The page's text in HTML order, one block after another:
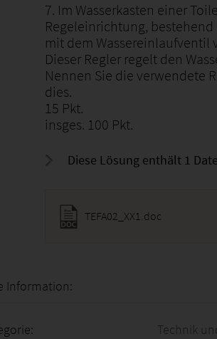
7. Im Wasserkasten einer
Regeleinrichtung,
mit dem Wassereinlaufventil
Dieser Regler regelt den
Nennen Sie die verwendete
dies.
15 Pkt.
insges. 100 Pkt.
Diese Lösung enthält 1
TEFA02_XX1.doc
Information:
Technik